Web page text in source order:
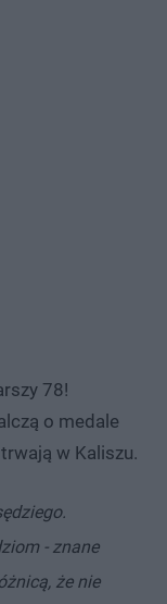
78!
o medale
w Kaliszu.
- znane
że nie